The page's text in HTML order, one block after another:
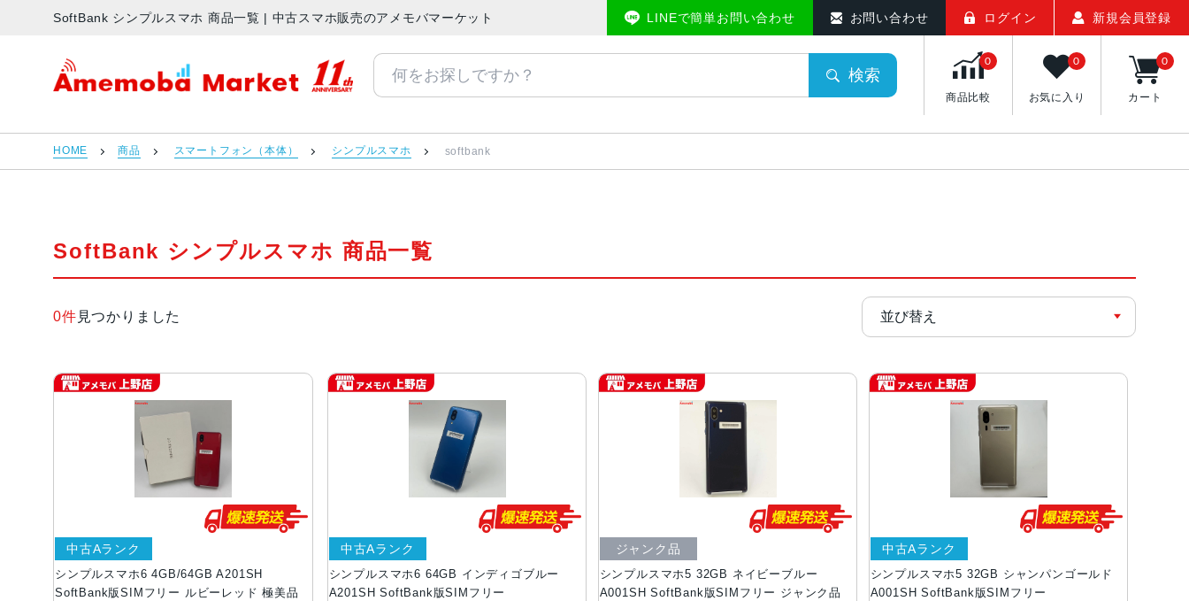
SoftBank シンプルスマホ 商品一覧 | 中古スマホ販売のアメモバマーケット LINEで簡単お問い合わせ お問い合わせ ログイン 新規会員登録
アメモバマーケット
検索
商品比較
0
お気に入り
0
カート
0
HOME 商品 スマートフォン（本体） シンプルスマホ softbank
SoftBank シンプルスマホ 商品一覧
0件 見つかりました
シンプルスマホ6 4GB/64GB A201SH
SoftBank版SIMフリー ルビーレッド 極美品
中古Aランク
シンプルスマホ6 64GB インディゴブルー
A201SH SoftBank版SIMフリー
中古Aランク
シンプルスマホ5 32GB ネイビーブルー
A001SH SoftBank版SIMフリー ジャンク品
ジャンク品
シンプルスマホ5 32GB シャンパンゴールド
A001SH SoftBank版SIMフリー
中古Aランク